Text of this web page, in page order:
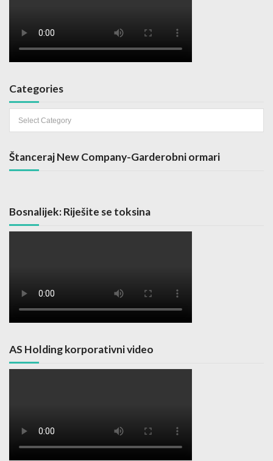
Categories
Štanceraj New Company-Garderobni ormari
Bosnalijek: Riješite se toksina
AS Holding korporativni video